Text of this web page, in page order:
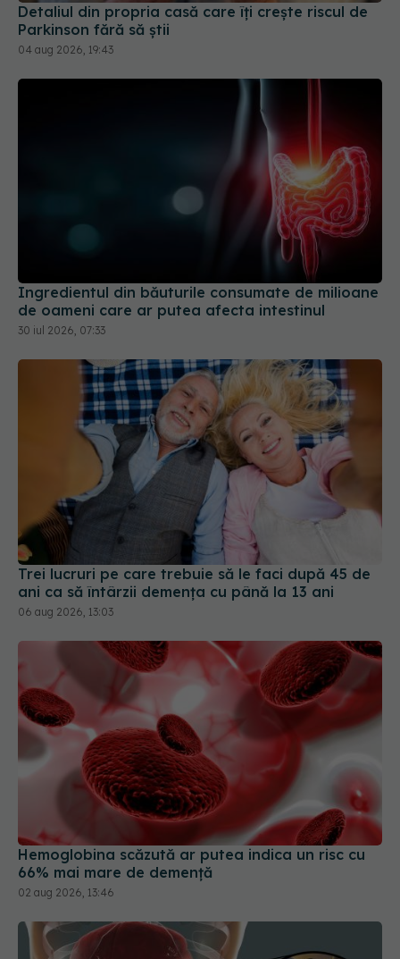
Detaliul din propria casă care îți crește riscul de
Parkinson fără să știi
04 aug 2026, 19:43
Ingredientul din băuturile consumate de milioane
de oameni care ar putea afecta intestinul
30 iul 2026, 07:33
Trei lucruri pe care trebuie să le faci după 45 de
ani ca să întârzii demența cu până la 13 ani
06 aug 2026, 13:03
Hemoglobina scăzută ar putea indica un risc cu
66% mai mare de demență
02 aug 2026, 13:46